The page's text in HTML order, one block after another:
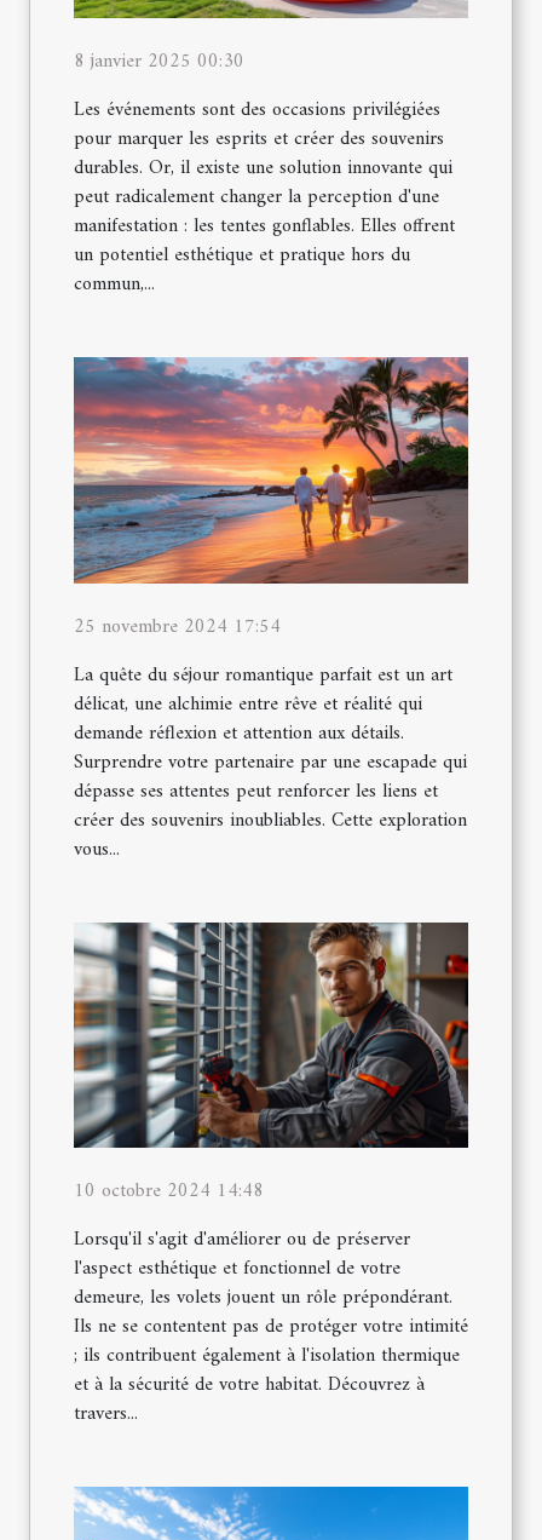
8 janvier 2025 00:30
Les événements sont des occasions privilégiées
pour marquer les esprits et créer des souvenirs
durables. Or, il existe une solution innovante qui
peut radicalement changer la perception d'une
manifestation : les tentes gonflables. Elles offrent
un potentiel esthétique et pratique hors du
commun,...
25 novembre 2024 17:54
La quête du séjour romantique parfait est un art
délicat, une alchimie entre rêve et réalité qui
demande réflexion et attention aux détails.
Surprendre votre partenaire par une escapade qui
dépasse ses attentes peut renforcer les liens et
créer des souvenirs inoubliables. Cette exploration
vous...
10 octobre 2024 14:48
Lorsqu'il s'agit d'améliorer ou de préserver
l'aspect esthétique et fonctionnel de votre
demeure, les volets jouent un rôle prépondérant.
Ils ne se contentent pas de protéger votre intimité
; ils contribuent également à l'isolation thermique
et à la sécurité de votre habitat. Découvrez à
travers...